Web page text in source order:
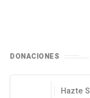
DONACIONES
Hazte